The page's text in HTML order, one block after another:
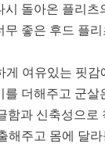
시 돌아온 플리츠
무 좋은 후드 플
여유있는 핏감
를 더해주고 군살
함과 신축성으로
해주고 몸에 달